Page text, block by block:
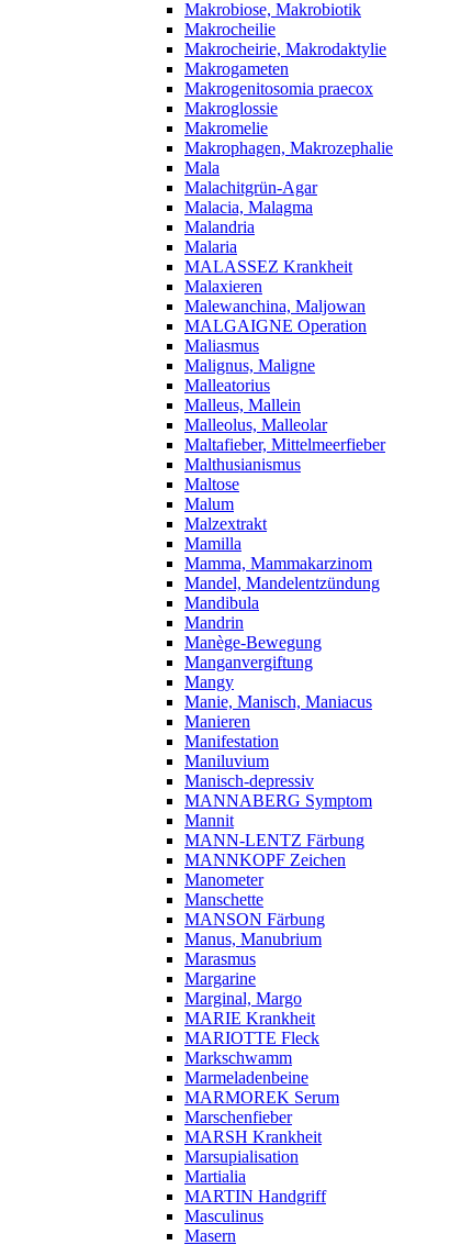
Makrobiose, Makrobiotik
Makrocheilie
Makrocheirie, Makrodaktylie
Makrogameten
Makrogenitosomia praecox
Makroglossie
Makromelie
Makrophagen, Makrozephalie
Mala
Malachitgrün-Agar
Malacia, Malagma
Malandria
Malaria
MALASSEZ Krankheit
Malaxieren
Malewanchina, Maljowan
MALGAIGNE Operation
Maliasmus
Malignus, Maligne
Malleatorius
Malleus, Mallein
Malleolus, Malleolar
Maltafieber, Mittelmeerfieber
Malthusianismus
Maltose
Malum
Malzextrakt
Mamilla
Mamma, Mammakarzinom
Mandel, Mandelentzündung
Mandibula
Mandrin
Manège-Bewegung
Manganvergiftung
Mangy
Manie, Manisch, Maniacus
Manieren
Manifestation
Maniluvium
Manisch-depressiv
MANNABERG Symptom
Mannit
MANN-LENTZ Färbung
MANNKOPF Zeichen
Manometer
Manschette
MANSON Färbung
Manus, Manubrium
Marasmus
Margarine
Marginal, Margo
MARIE Krankheit
MARIOTTE Fleck
Markschwamm
Marmeladenbeine
MARMOREK Serum
Marschenfieber
MARSH Krankheit
Marsupialisation
Martialia
MARTIN Handgriff
Masculinus
Masern